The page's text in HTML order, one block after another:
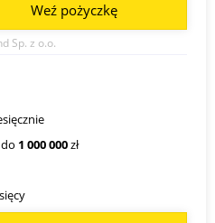
Sp. z o.o.
Weź pożyczkę
do 1 000 000zł